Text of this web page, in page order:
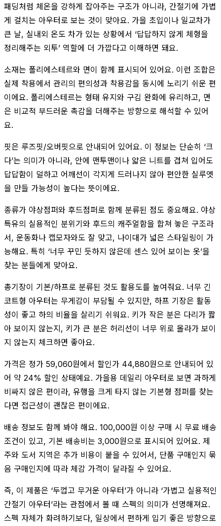
패딩처럼 체온을 강하게 잡아주는 구조가 아니라, 간절기에 가볍
게 걸치는 아우터로 보는 것이 맞아요. 가을 초입이나 일교차가
큰 날, 실내외 온도 차가 있는 상황에서 ‘답답하지 않게 체형을
정리해주는 외투’ 역할에 더 가깝다고 이해하면 돼요.
소재는 폴리에스테르와 면이 함께 표시되어 있어요. 이런 조합은
실제 착용에서 관리의 편의성과 착용감을 동시에 노리기 쉬운 편
이에요. 폴리에스테르는 형태 유지와 구김 완화에 유리하고, 면
은 비교적 부드러운 촉감을 더해주는 방향으로 해석할 수 있어
요.
핏은 루즈핏/오버핏으로 안내되어 있어요. 이 정보는 단순히 ‘크
다’는 의미가 아니라, 안에 맨투맨이나 얇은 니트를 겹쳐 입어도
답답함이 덜하고 어깨선이 각지게 드러나지 않아 편안한 실루엣
을 만들 가능성이 높다는 뜻이에요.
종류가 야상점퍼와 후드점퍼로 함께 분류된 점도 중요해요. 야상
특유의 실용적인 분위기와 후드의 캐주얼함을 합쳐 놓은 구조라
서, 운동화나 캡모자와도 잘 맞고, 나이대가 넓은 스타일링이 가
능해요. 특히 ‘너무 꾸민 듯하지 않은데 센스 있어 보이는 옷’을
찾는 분들에게 맞아요.
총기장이 기본/하프로 분류된 것도 활용도를 높여줘요. 너무 긴
코트형 아우터는 무게감이 부담될 수 있지만, 하프 기장은 활동
성이 좋고 하의 비율을 살리기 쉬워요. 키가 작은 분은 다리가 짧
아 보이지 않는지, 키가 큰 분은 허리선이 너무 위로 올라가 보이
지 않는지 체크하면 좋아요.
가격은 정가 59,060원에서 할인가 44,880원으로 안내되어 있
어 약 24% 할인 상태예요. 가을용 데일리 아우터로 보면 과하게
비싸지 않은 편이라, 유행을 크게 타지 않는 기본형 점퍼를 찾는
다면 접근성이 괜찮은 편이에요.
배송 정보도 함께 봐야 해요. 100,000원 이상 구매 시 무료 배송
조건이 있고, 기본 배송비는 3,000원으로 표시되어 있어요. 제
주와 도서 지역은 추가 비용이 붙을 수 있어서, 단품 구매인지 묶
음 구매인지에 따라 체감 가격이 달라질 수 있어요.
즉, 이 제품은 ‘두껍고 무거운 아우터’가 아니라 ‘가볍고 실용적인
간절기 아우터’라는 관점에서 볼 때 스펙의 의미가 선명해져요.
스펙 자체가 화려하기보다, 일상에서 편하게 입기 좋은 방향으로